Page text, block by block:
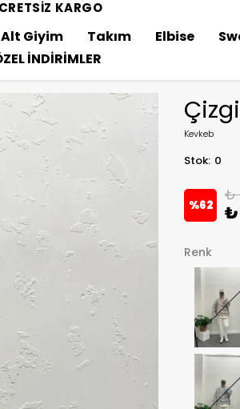
KARGO
Alt Giyim Takım Elbise
İNDİRİMLER
Kevkeb
Stok: 0
%62
₺
₺
Renk